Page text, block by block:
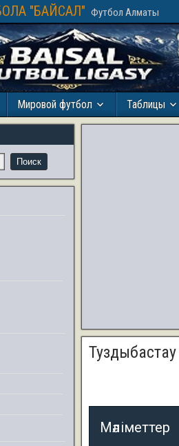
"БАЙСАЛ" Футбол Алматы
Мировой футбол Таблицы
Мәліметтер